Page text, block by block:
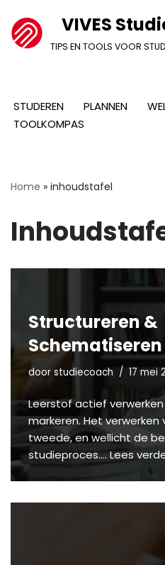
Ga
VIVES
TIPS EN TOOLS VOOR
STUDEREN PLANNEN
TOOLKOMPAS
Home » inhoudstafel
Structureren &
Schematiseren
door studiecoach 17 mei
Leerstof actief
markeren. Het
tweede, en wellicht de
studieproces.…Lees